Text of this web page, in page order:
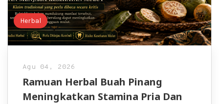
Herbal
Agu 04, 2026
Ramuan Herbal Buah Pinang
Meningkatkan Stamina Pria Dan